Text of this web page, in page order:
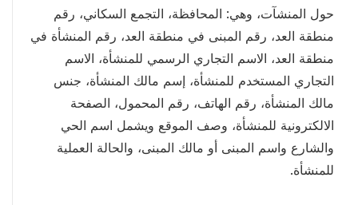
حول المنشآت، وهي: المحافظة، التجمع السكاني، رقم
منطقة العد، رقم المبنى في منطقة العد، رقم المنشأة في
منطقة العد، الاسم التجاري الرسمي للمنشأة، الاسم
التجاري المستخدم للمنشأة، إسم مالك المنشأة، جنس
مالك المنشأة، رقم الهاتف، رقم المحمول، الصفحة
الالكترونية للمنشأة، وصف الموقع ويشمل اسم الحي
والشارع واسم المبنى أو مالك المبنى، والحالة العملية
للمنشأة.